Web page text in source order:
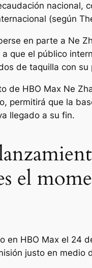
nacional,
(según
en parte a Ne
que el público
de taquilla con su
de HBO Max Ne
permitirá que la
llegado a su fin.
el
en HBO Max el 24
justo en medio